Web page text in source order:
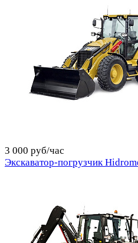
3 000 руб/час
Экскаватор-погрузчик